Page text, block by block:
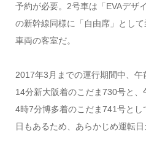
予約が必要。2号車は「EVAデザ
の新幹線同様に「自由席」とし
車両の客室だ。
2017年3月までの運行期間中、
14分新大阪着のこだま730号と
4時7分博多着のこだま741号と
日もあるため、あらかじめ運転日